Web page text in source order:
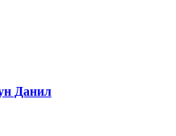
Данил